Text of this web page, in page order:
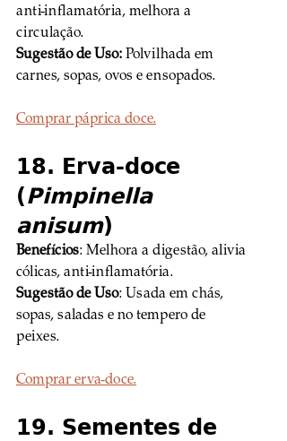
anti-inflamatória, melhora a
circulação.
Sugestão de Uso: Polvilhada em
carnes, sopas, ovos e ensopados.
Comprar páprica doce.
18. Erva-doce
(Pimpinella
anisum)
Benefícios: Melhora a digestão, alivia
cólicas, anti-inflamatória.
Sugestão de Uso: Usada em chás,
sopas, saladas e no tempero de
peixes.
Comprar erva-doce.
19. Sementes de